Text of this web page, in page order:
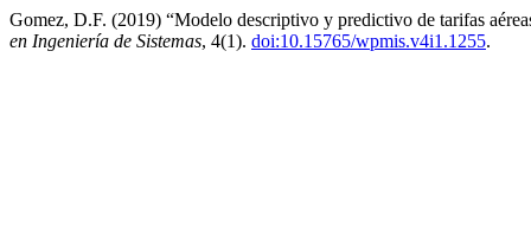
Gomez, D.F. (2019) “Modelo descriptivo y predictivo de tarifas
en Ingeniería de Sistemas, 4(1). doi:10.15765/wpmis.v4i1.1255.